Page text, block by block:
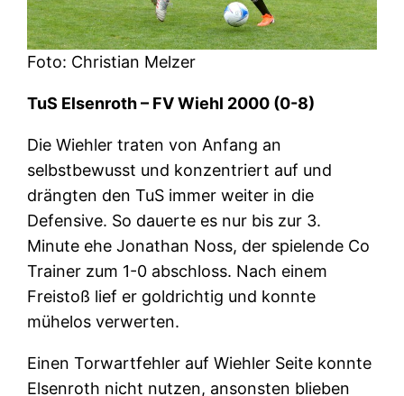
Foto: Christian Melzer
TuS Elsenroth – FV Wiehl 2000 (0-8)
Die Wiehler traten von Anfang an
selbstbewusst und konzentriert auf und
drängten den TuS immer weiter in die
Defensive. So dauerte es nur bis zur 3.
Minute ehe Jonathan Noss, der spielende Co
Trainer zum 1-0 abschloss. Nach einem
Freistoß lief er goldrichtig und konnte
mühelos verwerten.
Einen Torwartfehler auf Wiehler Seite konnte
Elsenroth nicht nutzen, ansonsten blieben